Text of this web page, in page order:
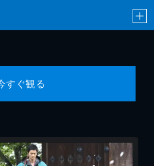
すぐ観る